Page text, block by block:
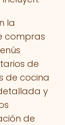
la
compras
de
de cocina
y
de